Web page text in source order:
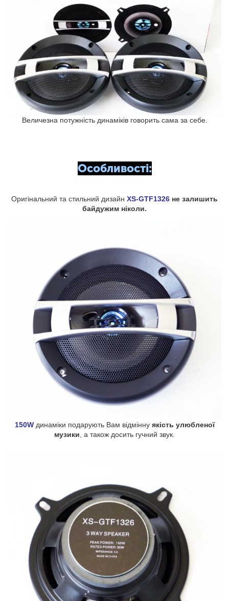
Величезна потужність динаміків говорить сама за себе.
Особливості:
Оригінальний та стильний дизайн XS-GTF1326 не залишить
байдужим ніколи.
150W динаміки подарують Вам відмінну якість улюбленої
музики , а також досить гучний звук.